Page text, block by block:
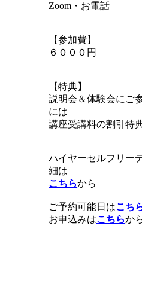
Zoom・お電話
【参加費】
６０００円
【特典】
説明会＆体験会にご
には
講座受講料の割引特
ハイヤーセルフリー
細は
こちらから
ご予約可能日はこち
お申込みはこちらか